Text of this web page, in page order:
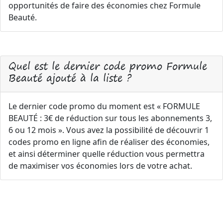
opportunités de faire des économies chez Formule
Beauté.
Quel est le dernier code promo Formule
Beauté ajouté à la liste ?
Le dernier code promo du moment est « FORMULE
BEAUTÉ : 3€ de réduction sur tous les abonnements 3,
6 ou 12 mois ». Vous avez la possibilité de découvrir 1
codes promo en ligne afin de réaliser des économies,
et ainsi déterminer quelle réduction vous permettra
de maximiser vos économies lors de votre achat.